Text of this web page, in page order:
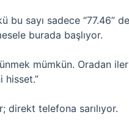
sayı sadece “77.46”
burada başlıyor.
mümkün. Oradan
hisset.”
direkt telefona sarılıyor.